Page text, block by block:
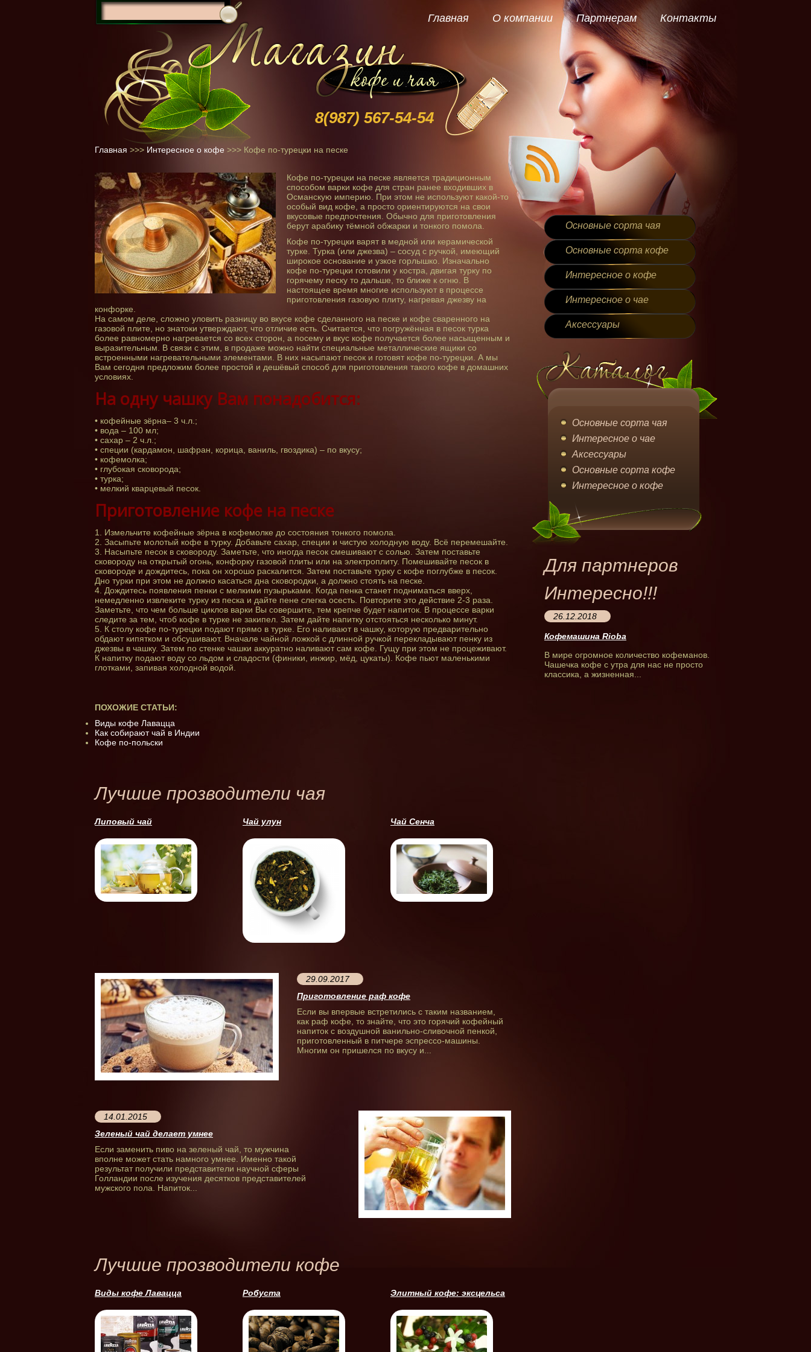
Главная О компании Партнерам Контакты
8(987) 567-54-54
Главная >>> Интересное о кофе >>> Кофе по-турецки на песке
Кофе по-турецки на песке является традиционным
способом варки кофе для стран ранее входивших в
Османскую империю. При этом не используют какой-то
особый вид кофе, а просто ориентируются на свои
вкусовые предпочтения. Обычно для приготовления
берут арабику тёмной обжарки и тонкого помола.
Кофе по-турецки варят в медной или керамической
турке. Турка (или джезва) – сосуд с ручкой, имеющий
широкое основание и узкое горлышко. Изначально
кофе по-турецки готовили у костра, двигая турку по
горячему песку то дальше, то ближе к огню. В
настоящее время многие используют в процессе
приготовления газовую плиту, нагревая джезву на
конфорке.
На самом деле, сложно уловить разницу во вкусе кофе сделанного на песке и кофе сваренного на
газовой плите, но знатоки утверждают, что отличие есть. Считается, что погружённая в песок турка
более равномерно нагревается со всех сторон, а посему и вкус кофе получается более насыщенным и
выразительным. В связи с этим, в продаже можно найти специальные металлические ящики со
встроенными нагревательными элементами. В них насыпают песок и готовят кофе по-турецки. А мы
Вам сегодня предложим более простой и дешёвый способ для приготовления такого кофе в домашних
условиях.
На одну чашку Вам понадобится:
• кофейные зёрна– 3 ч.л.;
• вода – 100 мл;
• сахар – 2 ч.л.;
• специи (кардамон, шафран, корица, ваниль, гвоздика) – по вкусу;
• кофемолка;
• глубокая сковорода;
• турка;
• мелкий кварцевый песок.
Приготовление кофе на песке
1. Измельчите кофейные зёрна в кофемолке до состояния тонкого помола.
2. Засыпьте молотый кофе в турку. Добавьте сахар, специи и чистую холодную воду. Всё перемешайте.
3. Насыпьте песок в сковороду. Заметьте, что иногда песок смешивают с солью. Затем поставьте
сковороду на открытый огонь, конфорку газовой плиты или на электроплиту. Помешивайте песок в
сковороде и дождитесь, пока он хорошо раскалится. Затем поставьте турку с кофе поглубже в песок.
Дно турки при этом не должно касаться дна сковородки, а должно стоять на песке.
4. Дождитесь появления пенки с мелкими пузырьками. Когда пенка станет подниматься вверх,
немедленно извлеките турку из песка и дайте пене слегка осесть. Повторите это действие 2-3 раза.
Заметьте, что чем больше циклов варки Вы совершите, тем крепче будет напиток. В процессе варки
следите за тем, чтоб кофе в турке не закипел. Затем дайте напитку отстояться несколько минут.
5. К столу кофе по-турецки подают прямо в турке. Его наливают в чашку, которую предварительно
обдают кипятком и обсушивают. Вначале чайной ложкой с длинной ручкой перекладывают пенку из
джезвы в чашку. Затем по стенке чашки аккуратно наливают сам кофе. Гущу при этом не процеживают.
К напитку подают воду со льдом и сладости (финики, инжир, мёд, цукаты). Кофе пьют маленькими
глотками, запивая холодной водой.
ПОХОЖИЕ СТАТЬИ:
Виды кофе Лавацца
Как собирают чай в Индии
Кофе по-польски
Лучшие прозводители чая
Липовый чай Чай улун Чай Сенча
29.09.2017
Приготовление раф кофе
Если вы впервые встретились с таким названием,
как раф кофе, то знайте, что это горячий кофейный
напиток с воздушной ванильно-сливочной пенкой,
приготовленный в питчере эспрессо-машины.
Многим он пришелся по вкусу и...
14.01.2015
Зеленый чай делает умнее
Если заменить пиво на зеленый чай, то мужчина
вполне может стать намного умнее. Именно такой
результат получили представители научной сферы
Голландии после изучения десятков представителей
мужского пола. Напиток...
Лучшие прозводители кофе
Виды кофе Лавацца Робуста Элитный кофе: эксцельса
Основные сорта чая
Основные сорта кофе
Интересное о кофе
Интересное о чае
Аксессуары
Основные сорта чая
Интересное о чае
Аксессуары
Основные сорта кофе
Интересное о кофе
Для партнеров
Интересно!!!
26.12.2018
Кофемашина Rioba
В мире огромное количество кофеманов.
Чашечка кофе с утра для нас не просто
классика, а жизненная...